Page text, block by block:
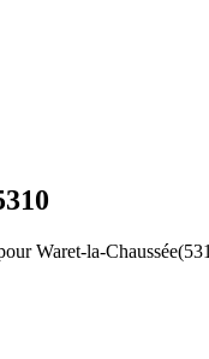
Waret-la-